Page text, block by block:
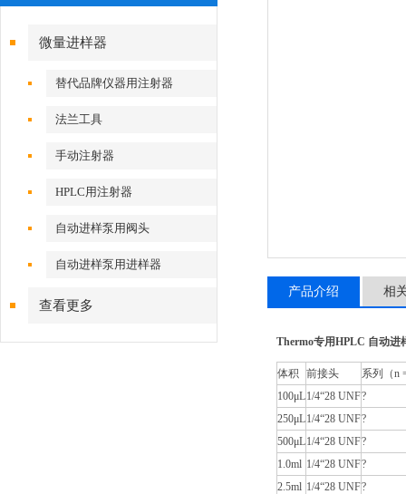
微量进样器
替代品牌仪器用注射器
法兰工具
手动注射器
HPLC用注射器
自动进样泵用阀头
自动进样泵用进样器
查看更多
产品介绍 相
Thermo专用HPLC 自动进
体积 前接头
系列（n
100μL1/4“28 UNF?
250μL1/4“28 UNF?
500μL1/4“28 UNF?
1.0ml 1/4“28 UNF?
2.5ml 1/4“28 UNF?